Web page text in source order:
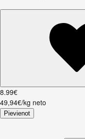
8.99€
49,94€/kg neto
Pievienot